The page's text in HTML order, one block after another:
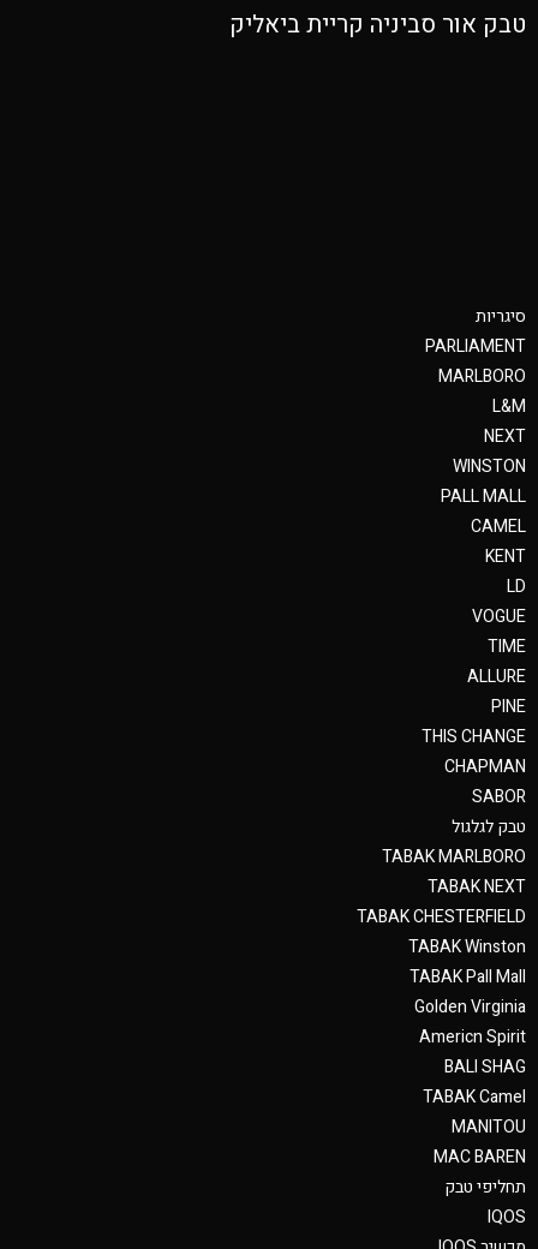
טבק אור סביניה קריית ביאליק
סיגריות
PARLIAMENT
MARLBORO
L&M
NEXT
WINSTON
PALL MALL
CAMEL
KENT
LD
VOGUE
TIME
ALLURE
PINE
THIS CHANGE
CHAPMAN
SABOR
טבק לגלגול
TABAK MARLBORO
TABAK NEXT
TABAK CHESTERFIELD
TABAK Winston
TABAK Pall Mall
Golden Virginia
Americn Spirit
BALI SHAG
TABAK Camel
MANITOU
MAC BAREN
תחליפי טבק
IQOS